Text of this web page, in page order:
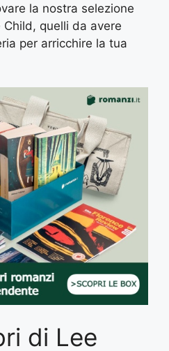
la nostra selezione
quelli da avere
per arricchire la tua
di Lee